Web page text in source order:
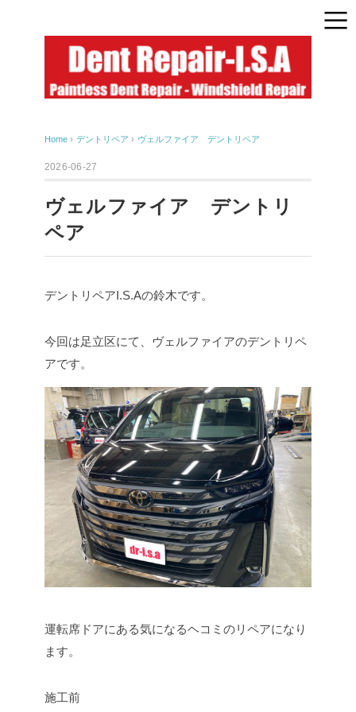
Home › デントリペア › ヴェルファイア デントリペア
2026-06-27
ヴェルファイア デントリ
ペア
デントリペアI.S.Aの鈴木です。
今回は足立区にて、ヴェルファイアのデントリペ
アです。
運転席ドアにある気になるヘコミのリペアになり
ます。
施工前